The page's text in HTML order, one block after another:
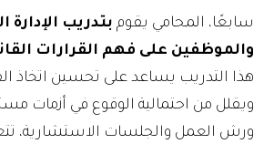
سابعًا، المحامي يقوم بتدريب الإدارة
والموظفين على فهم القرارات
هذا التدريب يساعد على تحسين اتخاذ
ويقلل من احتمالية الوقوع في أزمات
ورش العمل والجلسات الاستشارية،